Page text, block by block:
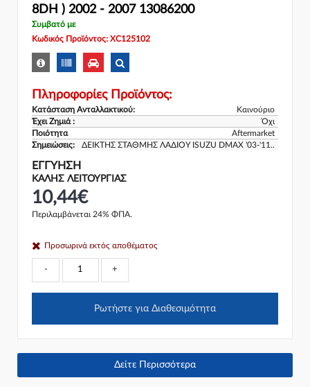
8DH ) 2002 - 2007 13086200
Συμβατό με
Κωδικός Προϊόντος: XC125102
Πληροφορίες Προϊόντος:
Κατάσταση Ανταλλακτικού:
Καινούριο
Έχει Ζημιά :
Όχι
Ποιότητα
Aftermarket
Σημειώσεις:
ΔΕΙΚΤΗΣ ΣΤΑΘΜΗΣ ΛΑΔΙΟΥ ISUZU DMAX '03-'11..
ΕΓΓΎΗΣΗ
ΚΑΛΗΣ ΛΕΙΤΟΥΡΓΙΑΣ
10,44€
Περιλαμβάνεται 24% ΦΠΑ.
Προσωρινά εκτός αποθέματος
- +
Ρωτήστε για Διαθεσιμότητα
Δείτε Περισσότερα